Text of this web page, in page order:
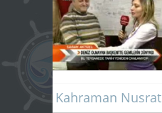
Kahraman Nusrat